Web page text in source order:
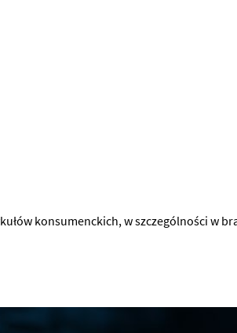
konsumenckich, w szczególności w